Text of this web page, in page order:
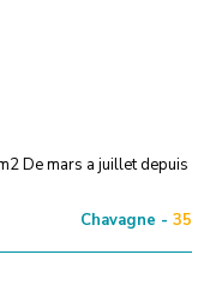
De mars a juillet depuis
Chavagne - 35